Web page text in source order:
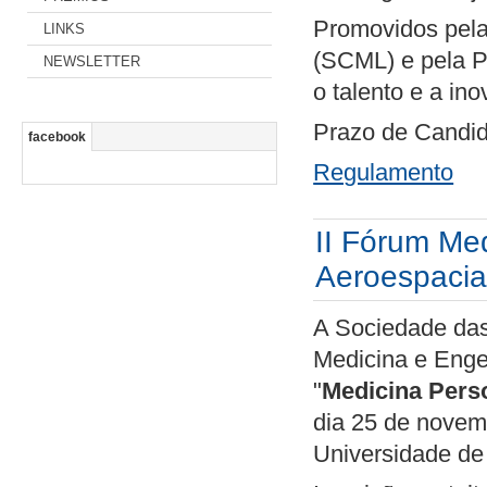
LINKS
NEWSLETTER
facebook
Promovidos
(SCML) e pela
o talento e a
Prazo de
Regulamento
II Fórum
A Sociedade
Medicina e
"Medicina
dia 25 de
Universidade